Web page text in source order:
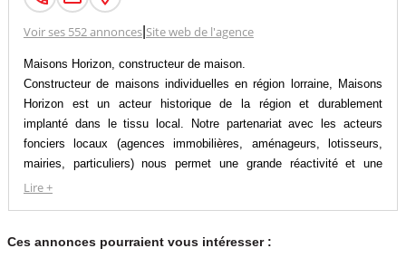
Voir ses 552 annonces| Site web de l'agence
Maisons Horizon, constructeur de maison.
Constructeur de maisons individuelles en région lorraine, Maisons
Horizon est un acteur historique de la région et durablement
implanté dans le tissu local. Notre partenariat avec les acteurs
fonciers locaux (agences immobilières, aménageurs, lotisseurs,
mairies, particuliers) nous permet une grande réactivité et une
connaissance profonde du marché. Notre catalogue est donc
modèles différents.
Lire +
Ces annonces pourraient vous intéresser :